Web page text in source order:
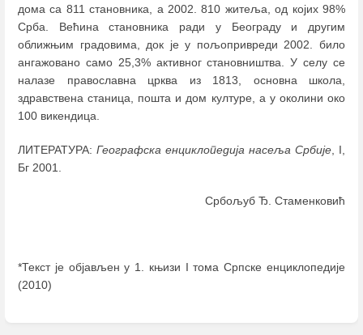
дома са 811 становника, а 2002. 810 житеља, од којих 98%
Срба. Већина становника ради у Београду и другим
оближњим градовима, док је у пољопривреди 2002. било
ангажовано само 25,3% активног становништва. У селу се
налазе православна црква из 1813, основна школа,
здравствена станица, пошта и дом културе, а у околини око
100 викендица.
ЛИТЕРАТУРА: Географска енциклопедија насеља Србије , I,
Бг 2001.
Србољуб Ђ. Стаменковић
*Текст је објављен у 1. књизи I тома Српске енциклопедије
(2010)